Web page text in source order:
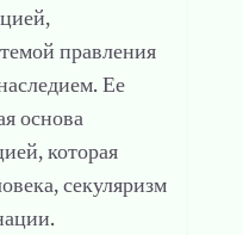
правления
Ее
основа
которая
секуляризм